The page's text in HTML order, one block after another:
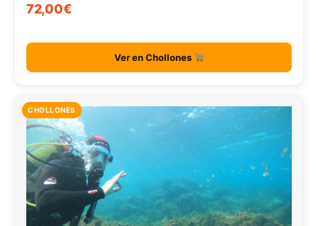
72,00€
Ver en Chollones
CHOLLONES